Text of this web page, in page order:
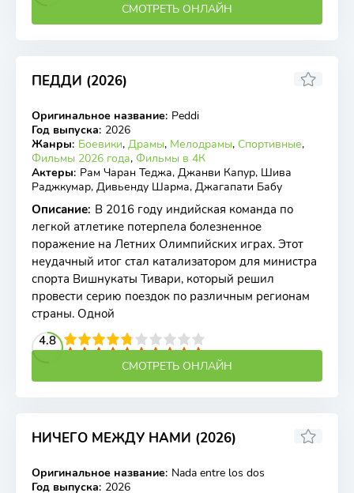
СМОТРЕТЬ ОНЛАЙН
ПЕДДИ (2026)
WEB-DL
Оригинальное название: Peddi
Год выпуска: 2026
Жанры: Боевики, Драмы, Мелодрамы, Спортивные,
Фильмы 2026 года, Фильмы в 4К
Актеры: Рам Чаран Теджа, Джанви Капур, Шива
Раджкумар, Дивьенду Шарма, Джагапати Бабу
Описание: В 2016 году индийская команда по
легкой атлетике потерпела болезненное
поражение на Летних Олимпийских играх. Этот
неудачный итог стал катализатором для министра
спорта Вишнукаты Тивари, который решил
провести серию поездок по различным регионам
страны. Одной
4.8
4 5 6 7 8 9 10
СМОТРЕТЬ ОНЛАЙН
НИЧЕГО МЕЖДУ НАМИ (2026)
WEB-DL
Оригинальное название: Nada entre los dos
Год выпуска: 2026